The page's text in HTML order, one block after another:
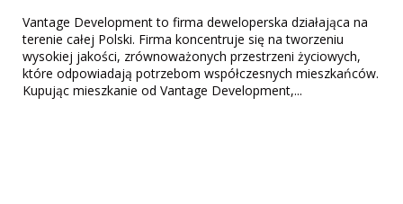
Vantage Development to firma deweloperska działająca na
terenie całej Polski. Firma koncentruje się na tworzeniu
wysokiej jakości, zrównoważonych przestrzeni życiowych,
które odpowiadają potrzebom współczesnych mieszkańców.
Kupując mieszkanie od Vantage Development,...